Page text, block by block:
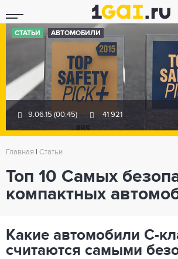
СТАТЬИ АВТОМОБИЛИ
9.06.15 (00:45) 41 921
Главная Статьи
Топ 10 Самых
компактных
Какие автомобили С-
считаются самыми